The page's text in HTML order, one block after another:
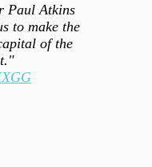
Paul Atkins
to make the
of the